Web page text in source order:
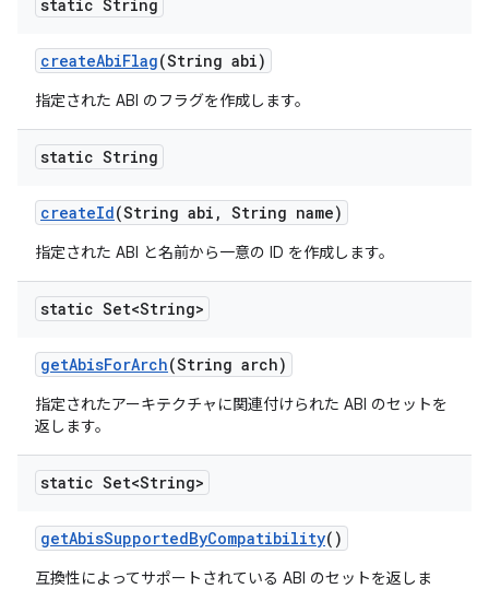
static String
createAbiFlag(String abi)
指定された ABI のフラグを作成します。
static String
createId(String abi , String name)
指定された ABI と名前から一意の ID を作成します。
static Set<String>
getAbisForArch(String arch)
指定されたアーキテクチャに関連付けられた ABI のセットを
返します。
static Set<String>
getAbisSupportedByCompatibility()
互換性によってサポートされている ABI のセットを返しま